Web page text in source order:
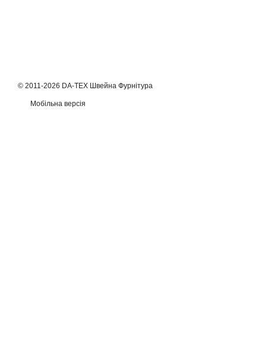
© 2011-2026 DA-TEX Швейна Фурнітура
Мобільна версія